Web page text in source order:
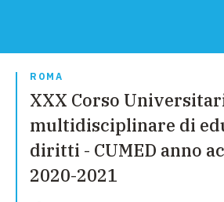
ROMA
XXX Corso
multidisciplinare di
diritti - CUMED anno
2020-2021